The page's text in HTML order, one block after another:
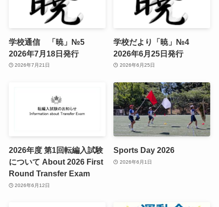
学校通信 「暁」№5
2026年7月18日発行
2026年7月21日
学校だより「暁」№4
2026年6月25日発行
2026年6月25日
2026年度 第1回転編入試験
について About 2026 First
Round Transfer Exam
2026年6月12日
Sports Day 2026
2026年6月1日